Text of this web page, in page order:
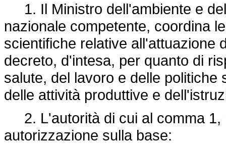
1. Il Ministro dell'ambiente e
nazionale competente, coordina
scientifiche relative all'attuazione
decreto, d'intesa, per quanto di
salute, del lavoro e delle politiche
delle attività produttive e
2. L'autorità di cui al comma 1,
autorizzazione sulla base: